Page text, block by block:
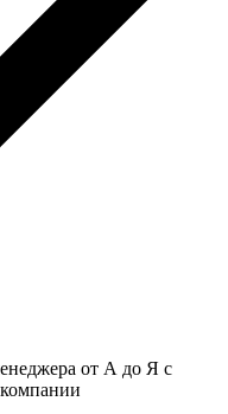
от А до Я с